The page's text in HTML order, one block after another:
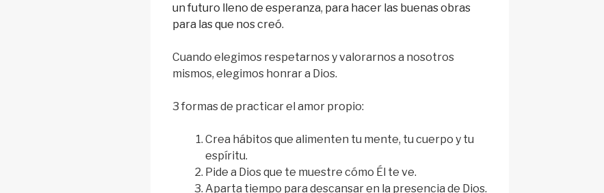
un futuro lleno de esperanza, para hacer las buenas obras
para las que nos creó.
Cuando elegimos respetarnos y valorarnos a nosotros
mismos, elegimos honrar a Dios.
3 formas de practicar el amor propio:
Crea hábitos que alimenten tu mente, tu cuerpo y tu
espíritu.
Pide a Dios que te muestre cómo Él te ve.
Aparta tiempo para descansar en la presencia de Dios.